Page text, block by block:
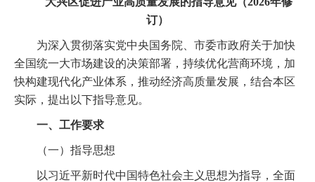
订）
为深入贯彻落实党中央国务院、市委市政府关于加快
全国统一大市场建设的决策部署，持续优化营商环境，加
快构建现代化产业体系，推动经济高质量发展，结合本区
实际，提出以下指导意见。
一、工作要求
（一）指导思想
以习近平新时代中国特色社会主义思想为指导，全面